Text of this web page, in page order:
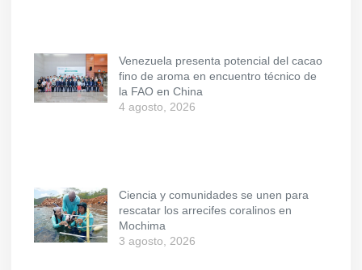
Venezuela presenta potencial del cacao
fino de aroma en encuentro técnico de
la FAO en China
4 agosto, 2026
Ciencia y comunidades se unen para
rescatar los arrecifes coralinos en
Mochima
3 agosto, 2026